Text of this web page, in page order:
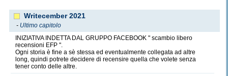
Writecember 2021
- Ultimo capitolo
INIZIATIVA INDETTA DAL GRUPPO FACEBOOK " scambio libero
recensioni EFP ".
Ogni storia è fine a sè stessa ed eventualmente collegata ad altre
long, quindi potrete decidere di recensire quella che volete senza
tener conto delle altre.